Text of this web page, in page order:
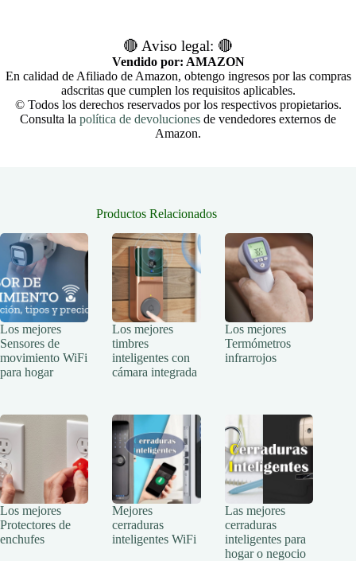
🔴 Aviso legal: 🔴
Vendido por: AMAZON
En calidad de Afiliado de Amazon, obtengo ingresos por las compras
adscritas que cumplen los requisitos aplicables.
© Todos los derechos reservados por los respectivos propietarios.
Consulta la política de devoluciones de vendedores externos de
Amazon.
Productos Relacionados
Los mejores
Sensores de
movimiento WiFi
para hogar
Los mejores
timbres
inteligentes con
cámara integrada
Los mejores
Termómetros
infrarrojos
Los mejores
Protectores de
enchufes
Mejores
cerraduras
inteligentes WiFi
Las mejores
cerraduras
inteligentes para
hogar o negocio